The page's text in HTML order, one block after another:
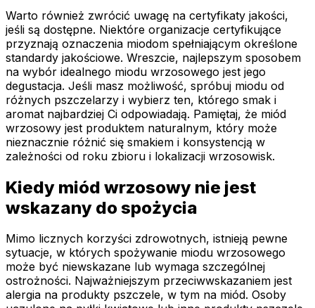
Warto również zwrócić uwagę na certyfikaty jakości,
jeśli są dostępne. Niektóre organizacje certyfikujące
przyznają oznaczenia miodom spełniającym określone
standardy jakościowe. Wreszcie, najlepszym sposobem
na wybór idealnego miodu wrzosowego jest jego
degustacja. Jeśli masz możliwość, spróbuj miodu od
różnych pszczelarzy i wybierz ten, którego smak i
aromat najbardziej Ci odpowiadają. Pamiętaj, że miód
wrzosowy jest produktem naturalnym, który może
nieznacznie różnić się smakiem i konsystencją w
zależności od roku zbioru i lokalizacji wrzosowisk.
Kiedy miód wrzosowy nie jest
wskazany do spożycia
Mimo licznych korzyści zdrowotnych, istnieją pewne
sytuacje, w których spożywanie miodu wrzosowego
może być niewskazane lub wymaga szczególnej
ostrożności. Najważniejszym przeciwwskazaniem jest
alergia na produkty pszczele, w tym na miód. Osoby